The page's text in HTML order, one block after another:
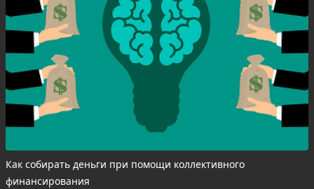
Как собирать деньги при помощи коллективного
финансирования